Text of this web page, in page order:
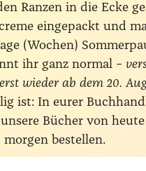
Ranzen in die Ecke
eingepackt und
(Wochen)
ihr ganz normal –
wieder ab dem 20.
ist: In eurer
Bücher von
morgen bestellen.